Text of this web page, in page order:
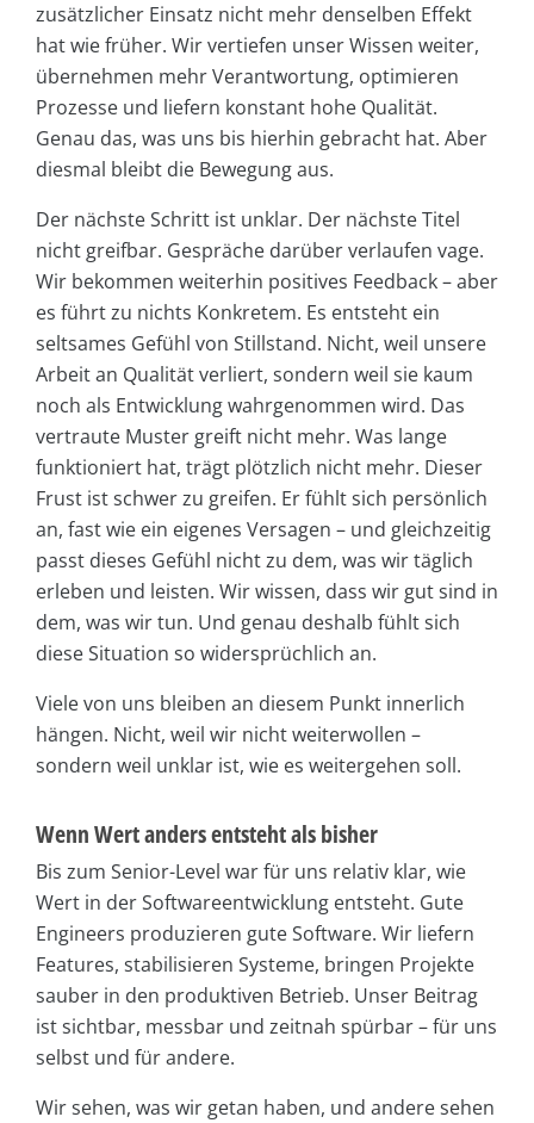
zusätzlicher Einsatz nicht mehr denselben Effekt
hat wie früher. Wir vertiefen unser Wissen weiter,
übernehmen mehr Verantwortung, optimieren
Prozesse und liefern konstant hohe Qualität.
Genau das, was uns bis hierhin gebracht hat. Aber
diesmal bleibt die Bewegung aus.
Der nächste Schritt ist unklar. Der nächste Titel
nicht greifbar. Gespräche darüber verlaufen vage.
Wir bekommen weiterhin positives Feedback – aber
es führt zu nichts Konkretem. Es entsteht ein
seltsames Gefühl von Stillstand. Nicht, weil unsere
Arbeit an Qualität verliert, sondern weil sie kaum
noch als Entwicklung wahrgenommen wird. Das
vertraute Muster greift nicht mehr. Was lange
funktioniert hat, trägt plötzlich nicht mehr. Dieser
Frust ist schwer zu greifen. Er fühlt sich persönlich
an, fast wie ein eigenes Versagen – und gleichzeitig
passt dieses Gefühl nicht zu dem, was wir täglich
erleben und leisten. Wir wissen, dass wir gut sind in
dem, was wir tun. Und genau deshalb fühlt sich
diese Situation so widersprüchlich an.
Viele von uns bleiben an diesem Punkt innerlich
hängen. Nicht, weil wir nicht weiterwollen –
sondern weil unklar ist, wie es weitergehen soll.
Wenn Wert anders entsteht als bisher
Bis zum Senior-Level war für uns relativ klar, wie
Wert in der Softwareentwicklung entsteht. Gute
Engineers produzieren gute Software. Wir liefern
Features, stabilisieren Systeme, bringen Projekte
sauber in den produktiven Betrieb. Unser Beitrag
ist sichtbar, messbar und zeitnah spürbar – für uns
selbst und für andere.
Wir sehen, was wir getan haben, und andere sehen